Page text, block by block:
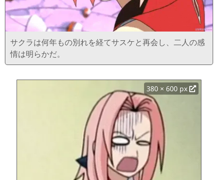
サクラは何年もの別れを経てサスケと再会し、二人の感
情は明らかだ。
380 × 600 px